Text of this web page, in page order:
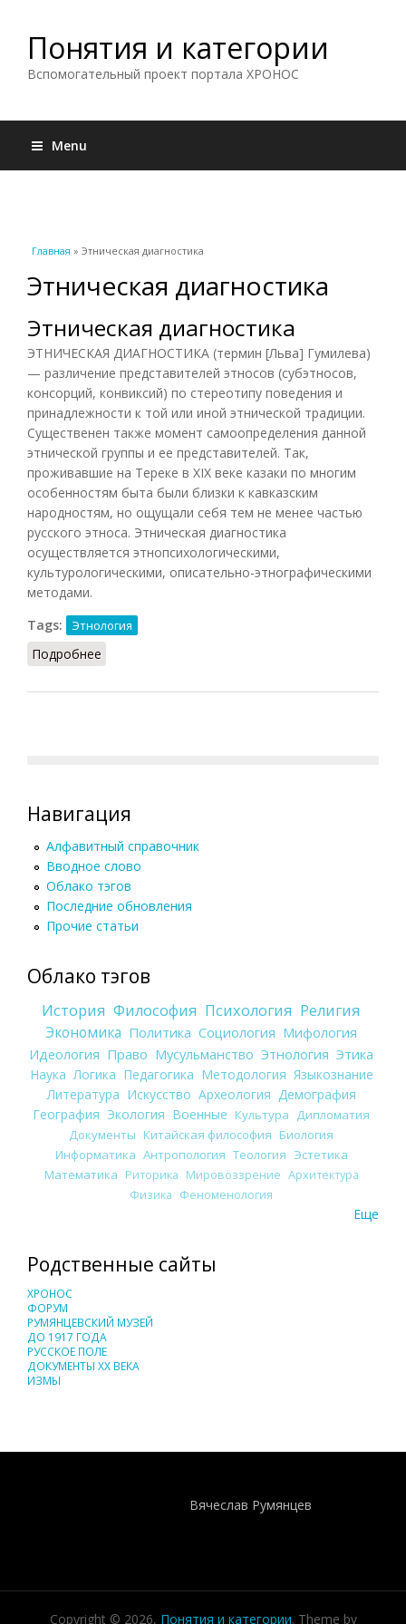
Понятия и категории
Вспомогательный проект портала ХРОНОС
Menu
Вы здесь
Главная » Этническая диагностика
Этническая диагностика
Этническая диагностика
ЭТНИЧЕСКАЯ ДИАГНОСТИКА (термин [Льва] Гумилева)
— различение представителей этносов (субэтносов,
консорций, конвиксий) по стереотипу поведения и
принадлежности к той или иной этнической традиции.
Существенен также момент самоопределения данной
этнической группы и ее представителей. Так,
проживавшие на Тереке в XIX веке казаки по многим
особенностям быта были близки к кавказским
народностям, но ощущали себя тем не менее частью
русского этноса. Этническая диагностика
осуществляется этнопсихологическими,
культурологическими, описательно-этнографическими
методами.
Tags:
Этнология
Подробнее
Навигация
Алфавитный справочник
Вводное слово
Облако тэгов
Последние обновления
Прочие статьи
Облако тэгов
История Философия Психология Религия
Экономика Политика Социология Мифология
Идеология Право Мусульманство Этнология Этика
Наука Логика Педагогика Методология Языкознание
Литература Искусство Археология Демография
География Экология Военные Культура
Дипломатия
Документы Китайская философия Биология
Информатика Антропология Теология Эстетика
Математика Риторика Мировоззрение Архитектура
Физика Феноменология
Еще
Родственные сайты
ХРОНОС
ФОРУМ
РУМЯНЦЕВСКИЙ МУЗЕЙ
ДО 1917 ГОДА
РУССКОЕ ПОЛЕ
ДОКУМЕНТЫ XX ВЕКА
ИЗМЫ
Вячеслав Румянцев
Copyright © 2026, Понятия и категории. Theme by